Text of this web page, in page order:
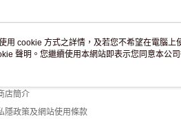
於我們
店簡介
隱政策及網站使用條款
用 cookie 方式之詳情，及若您不希望在電腦
聲明。您繼續使用本網站即表示您同意本公